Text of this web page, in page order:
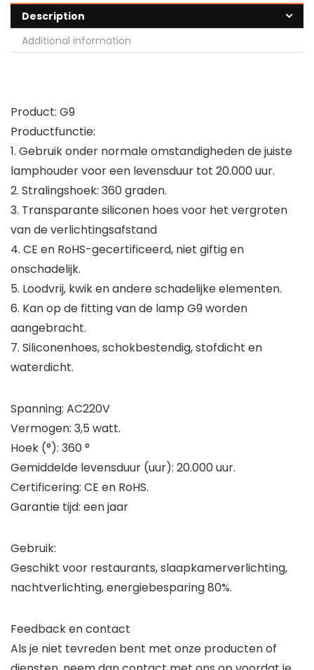
Description
Additional information
Product: G9
Productfunctie:
1. Gebruik onder normale omstandigheden de juiste
lamphouder voor een levensduur tot 20.000 uur.
2. Stralingshoek: 360 graden.
3. Transparante siliconen hoes voor het vergroten
van de verlichtingsafstand
4. CE en RoHS-gecertificeerd, niet giftig en
onschadelijk.
5. Loodvrij, kwik en andere schadelijke elementen.
6. Kan op de fitting van de lamp G9 worden
aangebracht.
7. Siliconenhoes, schokbestendig, stofdicht en
waterdicht.
Spanning: AC220V
Vermogen: 3,5 watt.
Hoek (°): 360 °
Gemiddelde levensduur (uur): 20.000 uur.
Certificering: CE en RoHS.
Garantie tijd: een jaar
Gebruik:
Geschikt voor restaurants, slaapkamerverlichting,
nachtverlichting, energiebesparing 80%.
Feedback en contact
Als je niet tevreden bent met onze producten of